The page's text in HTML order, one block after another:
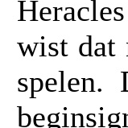
wist dat
spelen.